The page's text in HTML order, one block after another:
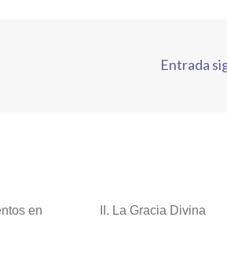
Entrada
en II. La Gracia Divina